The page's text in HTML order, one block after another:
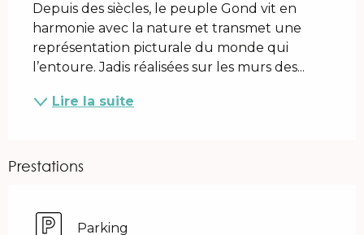
Depuis des siècles, le peuple Gond vit en
harmonie avec la nature et transmet une
représentation picturale du monde qui
l’entoure. Jadis réalisées sur les murs des...
Lire la suite
Prestations
Parking